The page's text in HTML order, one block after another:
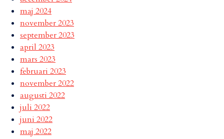
maj 2024
november 2023
september 2023
april 2023
mars 2023
februari 2023
november 2022
augusti 2022
juli 2022
juni 2022
maj 2022